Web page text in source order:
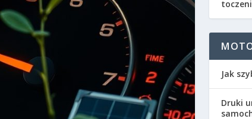
Jak
Druki